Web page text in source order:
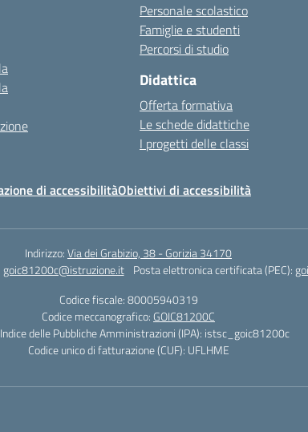
Personale scolastico
Famiglie e studenti
Percorsi di studio
Didattica
Offerta formativa
Le schede didattiche
I progetti delle classi
di accessibilitàObiettivi di accessibilità
Indirizzo:Via dei Grabizio, 38 - Gorizia 34170
goic81200c@istruzione.it Posta elettronica certificata (PEC):
Codice fiscale: 80005940319
Codice meccanografico: GOIC81200C
delle Pubbliche Amministrazioni (IPA): istsc_goic81200c
Codice unico di fatturazione (CUF): UFLHME